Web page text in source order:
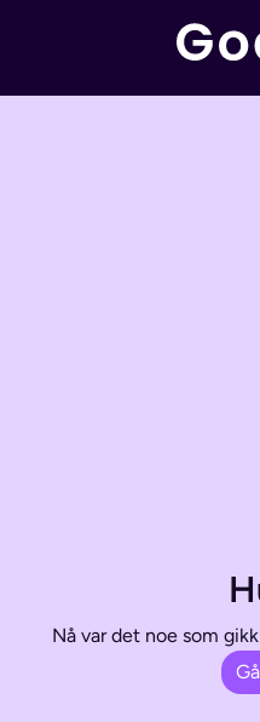
Nå var det noe som